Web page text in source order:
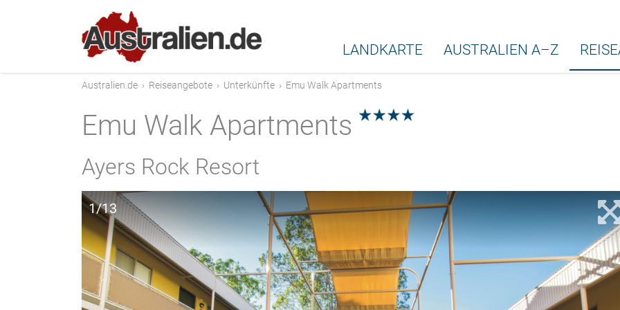
LANDKARTE AUSTRALIEN A–Z
Australien.de › Reiseangebote › Unterkünfte › Emu Walk Apartments
Emu Walk Apartments 4.0
Ayers Rock Resort
1/13